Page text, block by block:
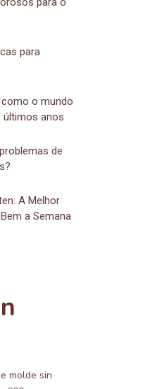
para
como o mundo
últimos anos
de
A Melhor
a Semana
molde sin